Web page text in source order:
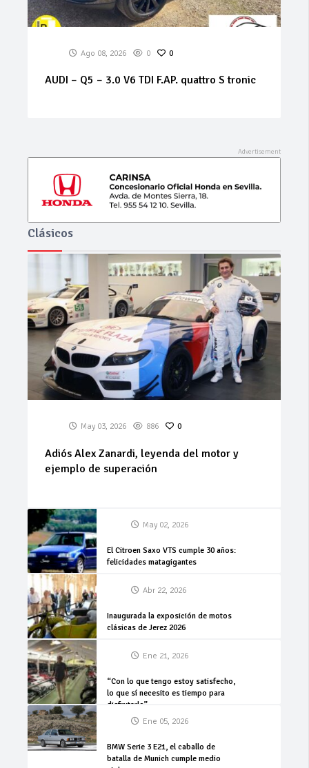
Ago 08, 2026 0 0
ALFA ROMEO – 159 – 1.9 JTS 16V Distinctive
Clásicos
May 03, 2026 886 0
Adiós Alex Zanardi, leyenda del motor y
ejemplo de superación
May 02, 2026
El Citroen Saxo VTS cumple 30 años:
felicidades matagigantes
Abr 22, 2026
Inaugurada la exposición de motos
clásicas de Jerez 2026
Ene 21, 2026
“Con lo que tengo estoy satisfecho,
lo que sí necesito es tiempo para
disfrutarlo”
Ene 05, 2026
BMW Serie 3 E21, el caballo de
batalla de Munich cumple medio